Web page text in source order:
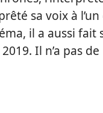
sa voix à
il a aussi fait
Il n’a pas